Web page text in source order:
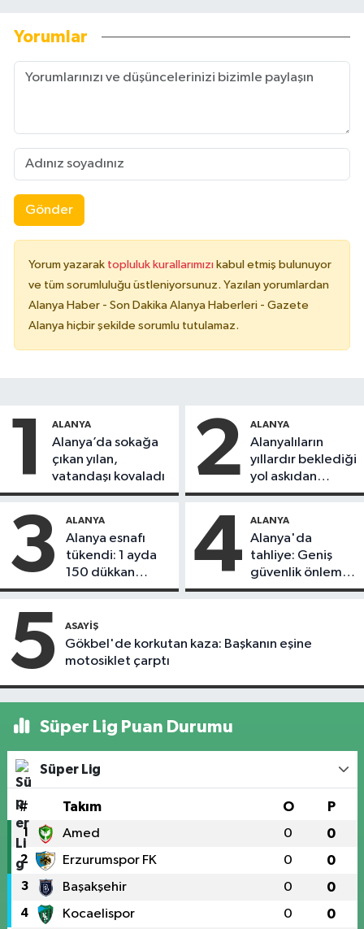
Yorumlar
Gönder
Yorum yazarak topluluk kurallarımızı kabul etmiş bulunuyor
ve tüm sorumluluğu üstleniyorsunuz. Yazılan yorumlardan
Alanya Haber - Son Dakika Alanya Haberleri - Gazete
Alanya hiçbir şekilde sorumlu tutulamaz.
1 ALANYA
Alanya’da sokağa
çıkan yılan,
vatandaşı kovaladı
2 ALANYA
Alanyalıların
yıllardır beklediği
yol askıdan
döndü
3 ALANYA
Alanya esnafı
tükendi: 1 ayda
150 dükkan
kapandı
4 ALANYA
Alanya'da
tahliye: Geniş
güvenlik önlemi
alındı
5 ASAYIŞ
Gökbel'de korkutan kaza: Başkanın eşine
motosiklet çarptı
Süper Lig Puan Durumu
Süper Lig
# Takım O P
1 Amed 0 0
2 Erzurumspor FK 0 0
3 Başakşehir 0 0
4 Kocaelispor 0 0